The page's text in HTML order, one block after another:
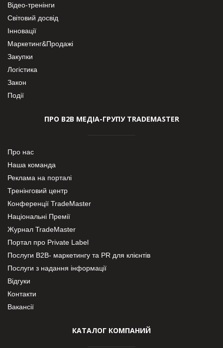
Відео-тренінги
Світовий досвід
Інновації
Маркетинг&Продажі
Закупки
Логістика
Закон
Події
ПРО В2В МЕДІА-ГРУПУ TRADEMASTER
Про нас
Наша команда
Реклама на порталі
Тренінговий центр
Конференції TradeMaster
Національні Премії
Журнал TradeMaster
Портал про Private Label
Послуги В2В- маркетингу та PR для клієнтів
Послуги з надання інформації
Відгуки
Контакти
Вакансії
КАТАЛОГ КОМПАНИЙ